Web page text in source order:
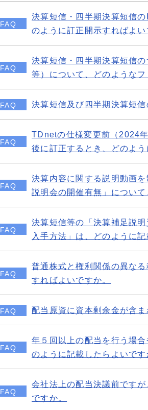
FAQ
決算短信・四半期決算短信
のように訂正開示すればよい
FAQ
決算短信・四半期決算短信
等）について、どのような
FAQ 決算短信及び四半期決算短
FAQ
TDnetの仕様変更前（2024
後に訂正するとき、どのよう
FAQ
決算内容に関する説明動画
説明会の開催有無」につい
FAQ
決算短信等の「決算補足説
入手方法」は、どのように記
FAQ
普通株式と権利関係の異な
すればよいですか。
FAQ 配当原資に資本剰余金が含
FAQ
年５回以上の配当を行う場
のように記載したらよいです
FAQ
会社法上の配当決議前です
ですか。